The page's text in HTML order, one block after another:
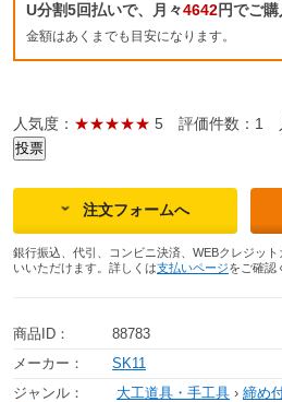
U分割5回払いで、月々4642円でご購
金額はあくまでも目安になります。
人気度： ★★★★★ 5 評価件数：1
注文フォームへ
銀行振込、代引、コンビニ決済、WEBクレジッ
いいただけます。詳しくは支払いページをご確認
商品ID：
88783
メーカー：
SK11
ジャンル：
大工道具・手工具 › 締め